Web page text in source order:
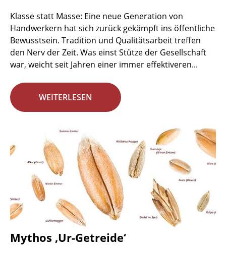
Klasse statt Masse: Eine neue Generation von
Handwerkern hat sich zurück gekämpft ins öffentliche
Bewusstsein. Tradition und Qualitätsarbeit treffen
den Nerv der Zeit. Was einst Stütze der Gesellschaft
war, weicht seit Jahren einer immer effektiveren...
WEITERLESEN
Mythos ‚Ur-Getreide‘